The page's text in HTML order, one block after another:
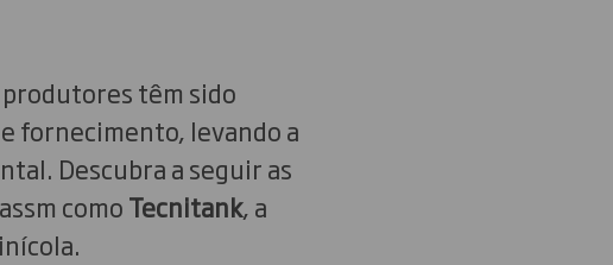
têm sido
fornecimento, levando a
Descubra a seguir as
comoTecnitank, a